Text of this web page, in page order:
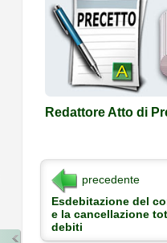
Redattore Atto di
precedente
Esdebitazione del
e la cancellazione
debiti